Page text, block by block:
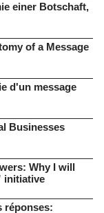
einer Botschaft,
of a Message
d'un message
Businesses
Why I will
initiative
réponses: